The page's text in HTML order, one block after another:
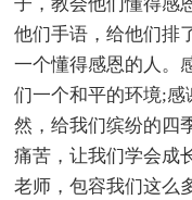
他们手语，给他们排
一个懂得感恩的人。
们一个和平的环境;
然，给我们缤纷的四
痛苦，让我们学会成
老师，包容我们这么